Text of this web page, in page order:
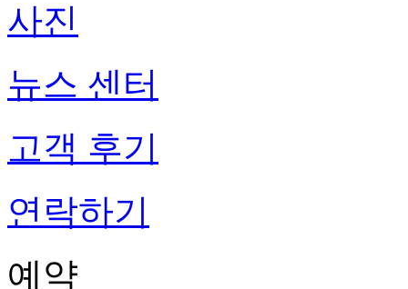
사진
뉴스 센터
고객 후기
연락하기
예약